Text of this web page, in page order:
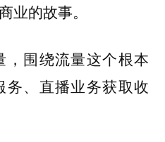
业的故事。
，围绕流量这个根本
务、直播业务获取收